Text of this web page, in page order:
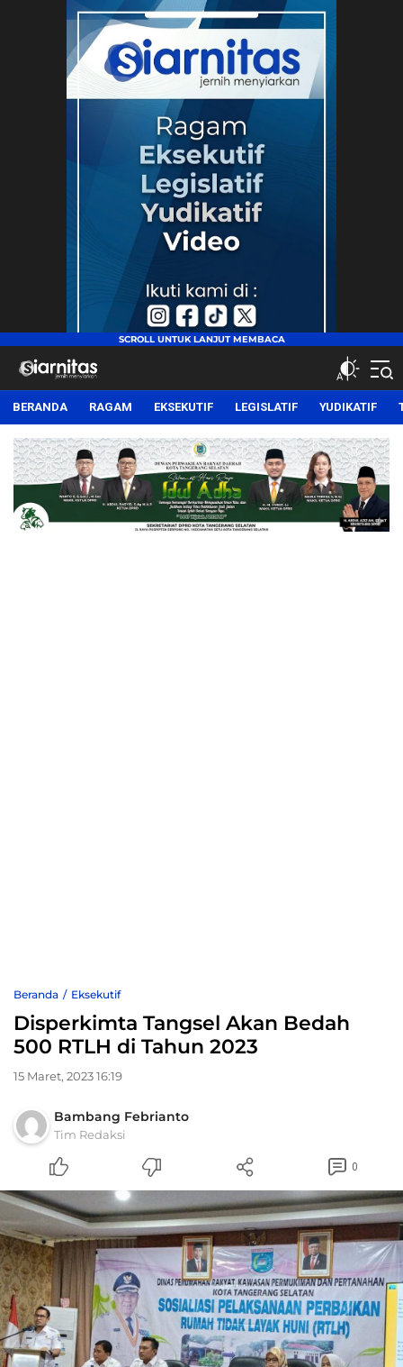
siarnitas
Jernih Menyiarkan
BERANDA RAGAM EKSEKUTIF LEGISLATIF YUDIKATIF
Beranda Eksekutif
Disperkimta Tangsel Akan Bedah
500 RTLH di Tahun 2023
15 Maret, 2023 16:19
Bambang Febrianto
Tim Redaksi
0